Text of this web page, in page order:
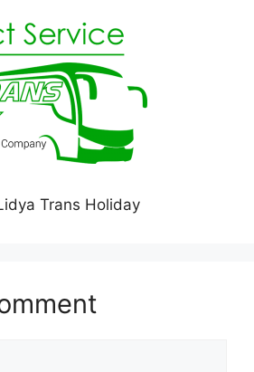
Trans Holiday